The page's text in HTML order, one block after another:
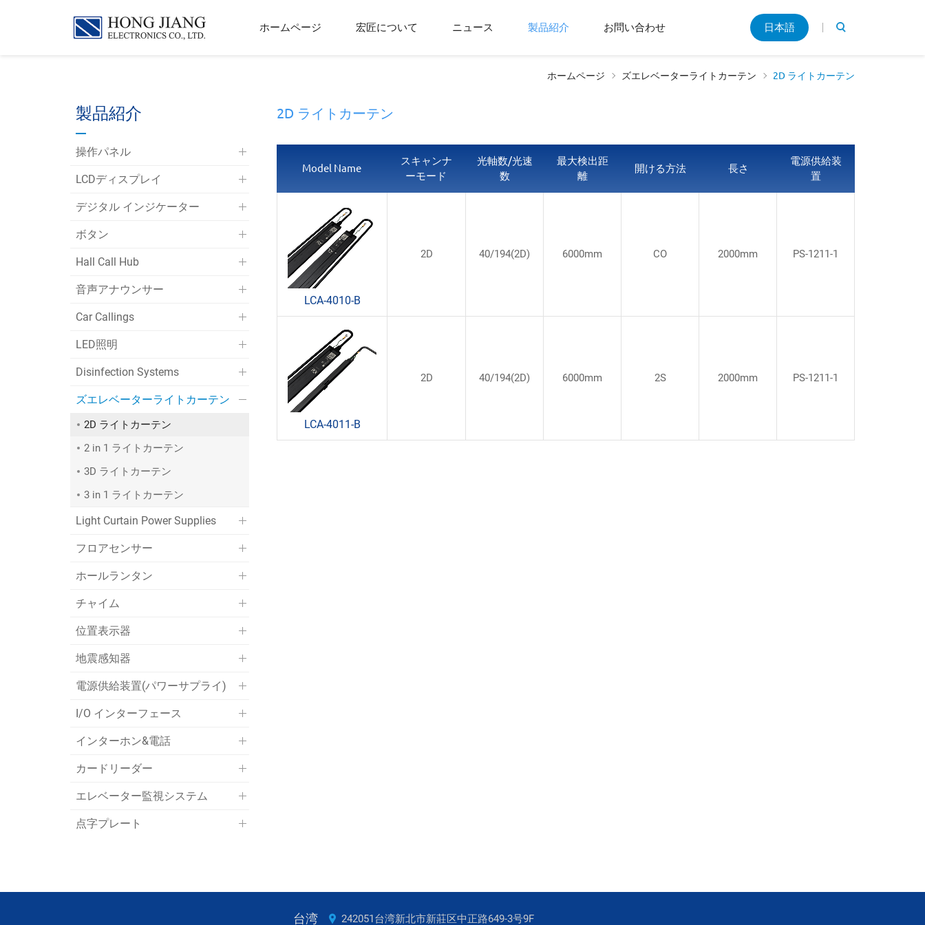
宏
業
キ
ー
日本語
ホームページ 宏匠について ニュース 製品紹介 お問い合わせ
ホームページ ズエレベーターライトカーテン 2D ライトカーテン
製品紹介
操作パネル
LCDディスプレイ
デジタル インジケーター
ボタン
Hall Call Hub
音声アナウンサー
Car Callings
LED照明
Disinfection Systems
ズエレベーターライトカーテン
2D ライトカーテン
2 in 1 ライトカーテン
3D ライトカーテン
3 in 1 ライトカーテン
Light Curtain Power Supplies
フロアセンサー
ホールランタン
チャイム
位置表示器
地震感知器
電源供給装置(パワーサプライ)
I/O インターフェース
インターホン&電話
カードリーダー
エレベーター監視システム
点字プレート
2D ライトカーテン
Model Name
スキャンナ
ーモード
光軸数/光速
数
最大検出距
離
開ける方法 長さ
電源供給装
置
LCA-4010-B
2D 40/194(2D) 6000mm CO 2000mm PS-1211-1
LCA-4011-B
2D 40/194(2D) 6000mm 2S 2000mm PS-1211-1
台湾 242051台湾新北市新莊区中正路649-3号9F